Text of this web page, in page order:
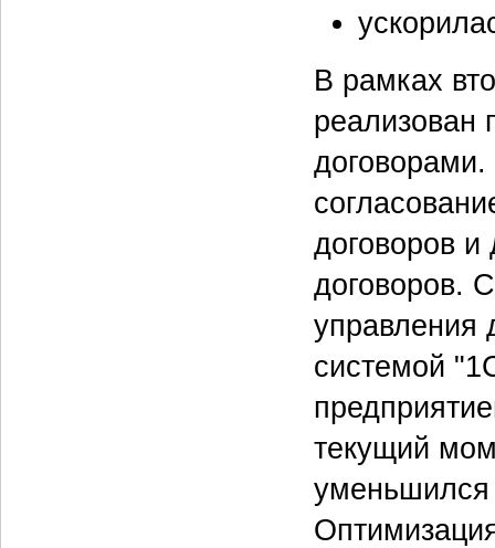
В рамках
реализован
договорами.
договоров
договоров.
управления
системой
текущий
уменьшился